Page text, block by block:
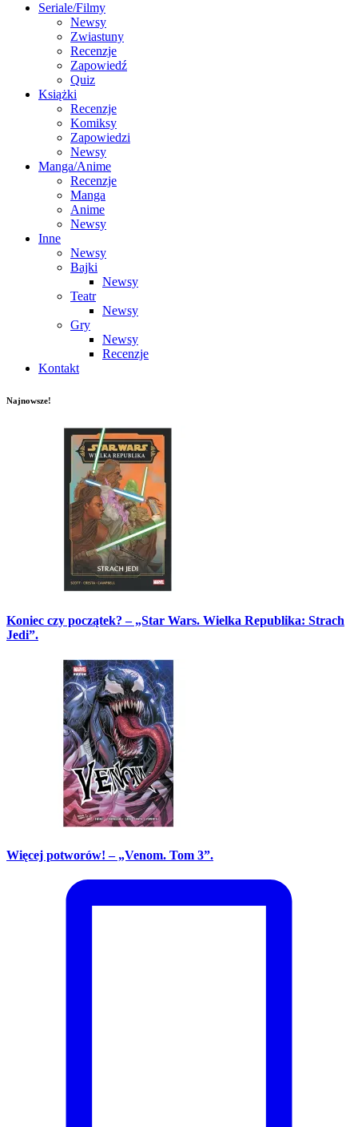
Seriale/Filmy
Newsy
Zwiastuny
Recenzje
Zapowiedź
Quiz
Książki
Recenzje
Komiksy
Zapowiedzi
Newsy
Manga/Anime
Recenzje
Manga
Anime
Newsy
Inne
Newsy
Bajki
Newsy
Teatr
Newsy
Gry
Newsy
Recenzje
Kontakt
Najnowsze!
Koniec czy początek? – „Star Wars. Wielka Republika: Strach
Jedi”.
Więcej potworów! – „Venom. Tom 3”.